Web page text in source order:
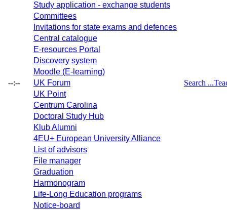
--:--
Study application - exchange students
Committees
Invitations for state exams and defences
Central catalogue
E-resources Portal
Discovery system
Moodle (E-learning)
UK Forum
UK Point
Centrum Carolina
Doctoral Study Hub
Klub Alumni
4EU+ European University Alliance
List of advisors
File manager
Graduation
Harmonogram
Life-Long Education programs
Notice-board
Search ...